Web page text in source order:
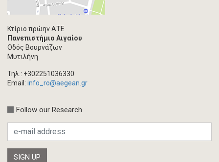
Κτίριο πρώην ΑΤΕ
Πανεπιστήμιο Αιγαίου
Οδός Βουρνάζων
Μυτιλήνη
Τηλ.: +302251036330
Email: info_ro@aegean.gr
Follow our Research